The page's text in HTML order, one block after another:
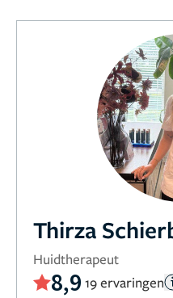
Thirza
Huidtherapeut
8,9 19 ervaringen